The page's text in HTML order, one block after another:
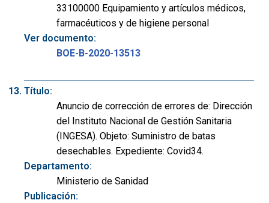
33100000 Equipamiento y artículos médicos,
farmacéuticos y de higiene personal
Ver documento:
BOE-B-2020-13513
Título:
Anuncio de corrección de errores de: Dirección
del Instituto Nacional de Gestión Sanitaria
(INGESA). Objeto: Suministro de batas
desechables. Expediente: Covid34.
Departamento:
Ministerio de Sanidad
Publicación: